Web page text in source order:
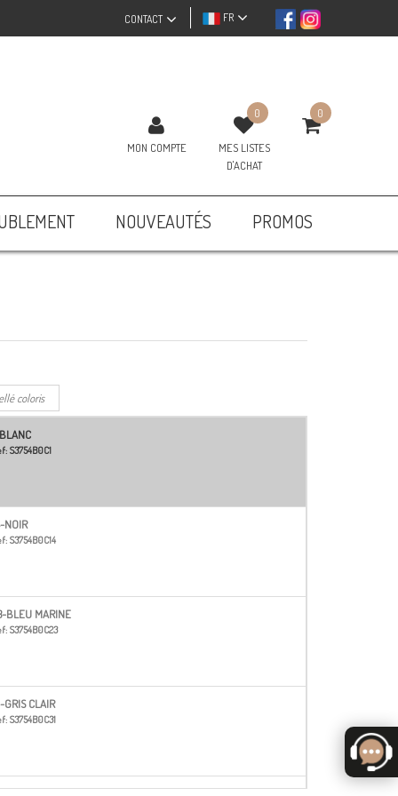
FR
CONTACT
MON COMPTE
0
MES LISTES
D'ACHAT
0
NOUVEAUTÉS PROMOS
S3754B0C1
NOIR
S3754B0C14
BLEU MARINE
S3754B0C23
GRIS CLAIR
S3754B0C31